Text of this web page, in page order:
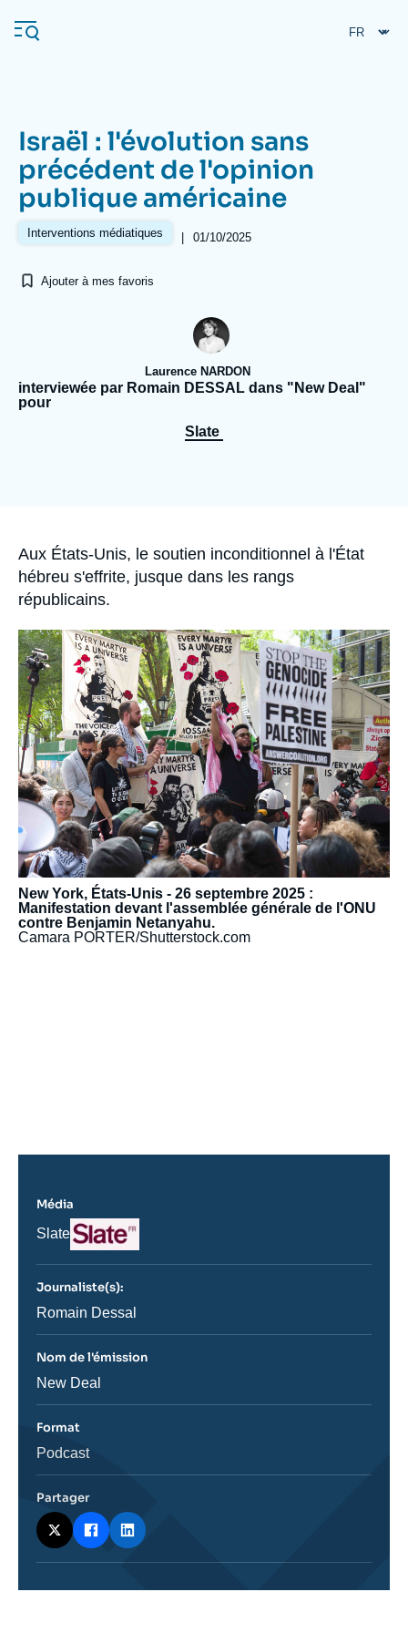
au
contenu
Navigation
principale
L'Ifri
À propos de l'Ifri
Proche-Orient
Israël : l'évolution sans
précédent de l'opinion
publique américaine
Interventions médiatiques | 01/10/2025
Ajouter à mes favoris
Laurence NARDON
interviewée par Romain DESSAL dans "New Deal"
pour
Slate
Accroche
Aux États-Unis, le soutien inconditionnel à l'État
hébreu s'effrite, jusque dans les rangs
républicains.
Image
principale
médiatique
New York, États-Unis - 26 septembre 2025 :
Manifestation devant l'assemblée générale de l'ONU
contre Benjamin Netanyahu.
Camara PORTER/Shutterstock.com
Média
Nom
journal,
ou
émission
Slate
Logo
Journaliste(s):
Journaliste
Romain Dessal
Nom de l'émission
Nom
New Deal
Format
Catégorie
Podcast
Partager